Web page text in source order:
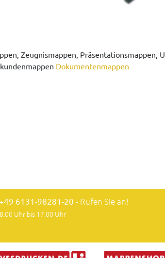
Zeugnismappen, Präsentationsmappen,
Dokumentenmappen
+49 6131-98281-20 - Rufen Sie an!
Uhr bis 17.00 Uhr